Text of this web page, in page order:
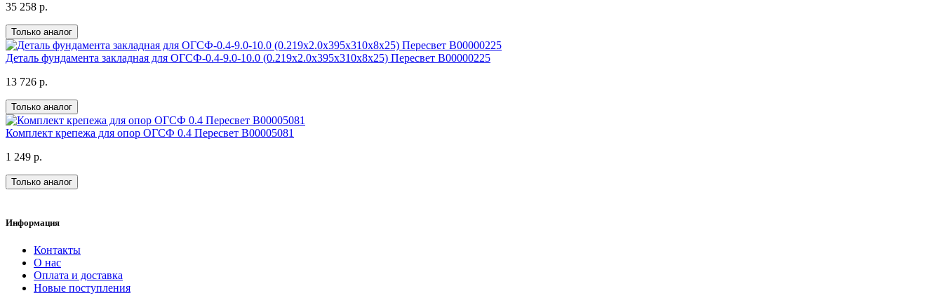
35 258 р.
Только аналог
Деталь фундамента закладная для ОГСФ-0.4-9.0-10.0 (0.219х2.0х395х310х8х25) Пересвет В00000225
13 726 р.
Только аналог
Комплект крепежа для опор ОГСФ 0.4 Пересвет В00005081
1 249 р.
Только аналог
Информация
Контакты
О нас
Оплата и доставка
Новые поступления